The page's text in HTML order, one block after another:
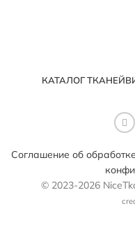
КАТАЛОГ ТКАНЕЙ
Соглашение об
© 2023-2026